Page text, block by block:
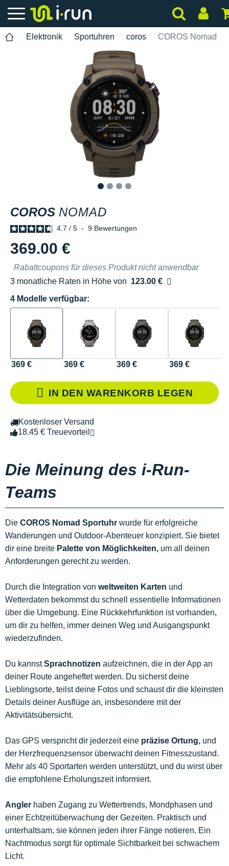
Elektronik Sportuhren coros COROS Nomad
COROS NOMAD
4.7 / 5 - 9 Bewertungen
369.00 €
Rabattcoupons für dieses Produkt nicht anwendbar
3 monatliche Raten in Höhe von 123.00 €
Ohne Zusatzkosten
4 Modelle verfügbar:
369 € 369 € 369 € 369 €
IN DEN WARENKORB LEGEN
Kostenloser Versand
18.45 € Treuevorteil
Die Meinung des i-Run-
Teams
Die COROS Nomad Sportuhr wurde für erfolgreiche
Wanderungen und Outdoor-Abenteuer konzipiert. Sie bietet
dir eine breite Palette von Möglichkeiten, um all deinen
Anforderungen gerecht zu werden.
Durch die Integration von weltweiten Karten und
Wetterdaten bekommst du schnell essentielle Informationen
über die Umgebung. Eine Rückkehrfunktion ist vorhanden,
um dir zu helfen, immer deinen Weg und Ausgangspunkt
wiederzufinden.
Du kannstSprachnotizen aufzeichnen, die in der App an
deiner Route angeheftet werden. Du sicherst deine
Lieblingsorte, teilst deine Fotos und schaust dir die kleinsten
Details deiner Ausflüge an, insbesondere mit der
Aktivitätsübersicht.
Das GPS verspricht dir jederzeit eine präzise Ortung, und
der Herzfrequenzsensor überwacht deinen Fitnesszustand.
Mehr als 40 Sportarten werden unterstützt, und du wirst über
die empfohlene Erholungszeit informiert.
Angler haben Zugang zu Wettertrends, Mondphasen und
einer Echtzeitüberwachung der Gezeiten. Praktisch und
unterhaltsam, sie können jeden ihrer Fänge notieren. Ein
Nachtmodus sorgt für optimale Sichtbarkeit bei schwachem
Licht.